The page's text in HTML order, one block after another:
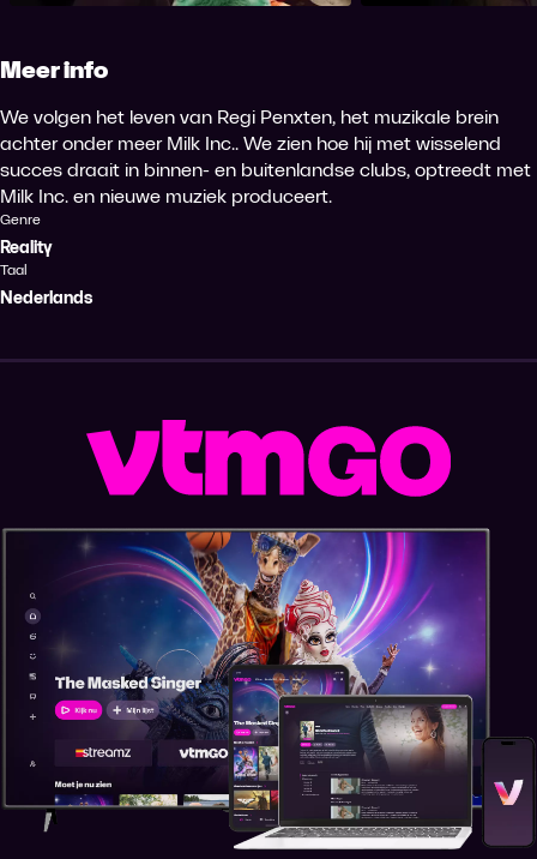
Meer info
We volgen het leven van Regi Penxten, het muzikale brein
achter onder meer Milk Inc.. We zien hoe hij met wisselend
succes draait in binnen- en buitenlandse clubs, optreedt met
Milk Inc. en nieuwe muziek produceert.
Genre
Reality
Taal
Nederlands